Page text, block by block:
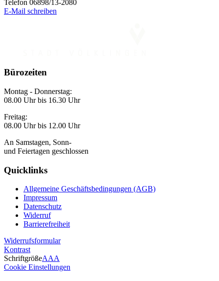
Telefon 06898/13-2080
E-Mail schreiben
Bürozeiten
Montag - Donnerstag:
08.00 Uhr bis 16.30 Uhr
Freitag:
08.00 Uhr bis 12.00 Uhr
An Samstagen, Sonn-
und Feiertagen geschlossen
Quicklinks
Allgemeine Geschäftsbedingungen (AGB)
Impressum
Datenschutz
Widerruf
Barrierefreiheit
Widerrufsformular
Kontrast
SchriftgrößeAAA
Cookie Einstellungen